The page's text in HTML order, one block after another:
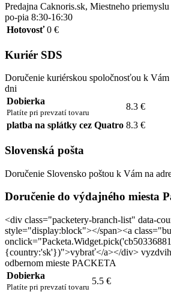
Predajna Caknoris.sk, Miestneho
po-pia 8:30-16:30
Hotovosť 0 €
Kuriér SDS
Doručenie kuriérskou spoločnosťou k Vám
dni
Dobierka
Platíte pri prevzatí tovaru
8.3 €
platba na splátky cez Quatro 8.3 €
Slovenská pošta
Doručenie Slovensko poštou k Vám na
Doručenie do výdajného miesta
<div class="packetery-branch-list" data-
style="display:block"></span><a
{country:'sk'})">vybrať</a></div>
odbernom mieste PACKETA
Dobierka
Platíte pri prevzatí tovaru
5.5 €